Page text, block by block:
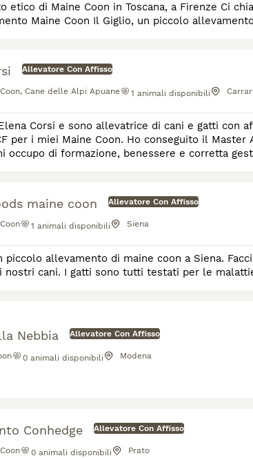
etico di Maine Coon in Toscana, a Firenze Ci
Maine Coon Il Giglio, un piccolo
Allevatore Con Affisso
Cane delle Alpi Apuane 1 animali disponibili
Corsi e sono allevatrice di cani e gatti con
per i miei Maine Coon. Ho conseguito il
occupo di formazione, benessere e corretta
maine coon Allevatore Con Affisso
1 animali disponibili Siena
piccolo allevamento di maine coon a Siena.
nostri cani. I gatti sono tutti testati per le
Nebbia Allevatore Con Affisso
0 animali disponibili Modena
Conhedge Allevatore Con Affisso
0 animali disponibili Prato